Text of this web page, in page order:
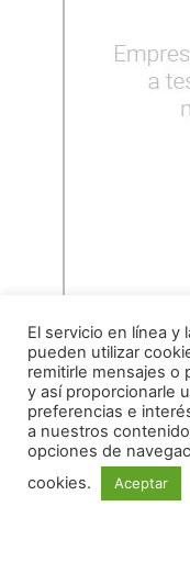
El servicio en línea y
pueden utilizar
remitirle mensajes o
y así proporcionarle
preferencias e
a nuestros
opciones de
cookies.
Aceptar